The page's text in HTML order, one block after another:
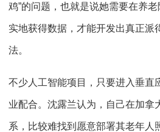
鸡”的问题，也就是说她需要在养老
实地获得数据，才能开发出真正派
法。
不少人工智能项目，只要进入垂直
业配合。沈露兰认为，自己在加拿
系，比较难找到愿意部署其老年人